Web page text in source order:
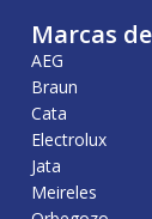
Marcas
AEG
Braun
Cata
Electrolux
Jata
Meireles